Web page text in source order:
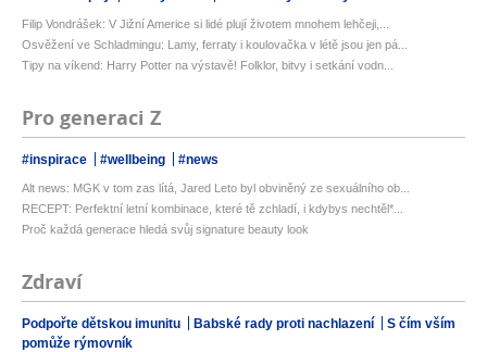
Filip Vondrášek: V Jižní Americe si lidé plují životem mnohem lehčeji,...
Osvěžení ve Schladmingu: Lamy, ferraty i koulovačka v létě jsou jen pá...
Tipy na víkend: Harry Potter na výstavě! Folklor, bitvy i setkání vodn...
Pro generaci Z
#inspirace #wellbeing #news
Alt news: MGK v tom zas lítá, Jared Leto byl obviněný ze sexuálního ob...
RECEPT: Perfektní letní kombinace, které tě zchladí, i kdybys nechtěl*...
Proč každá generace hledá svůj signature beauty look
Zdraví
Podpořte dětskou imunitu Babské rady proti nachlazení
S čím vším
pomůže rýmovník